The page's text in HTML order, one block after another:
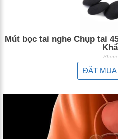
Mút bọc tai nghe Chụp tai
ĐẶT MUA